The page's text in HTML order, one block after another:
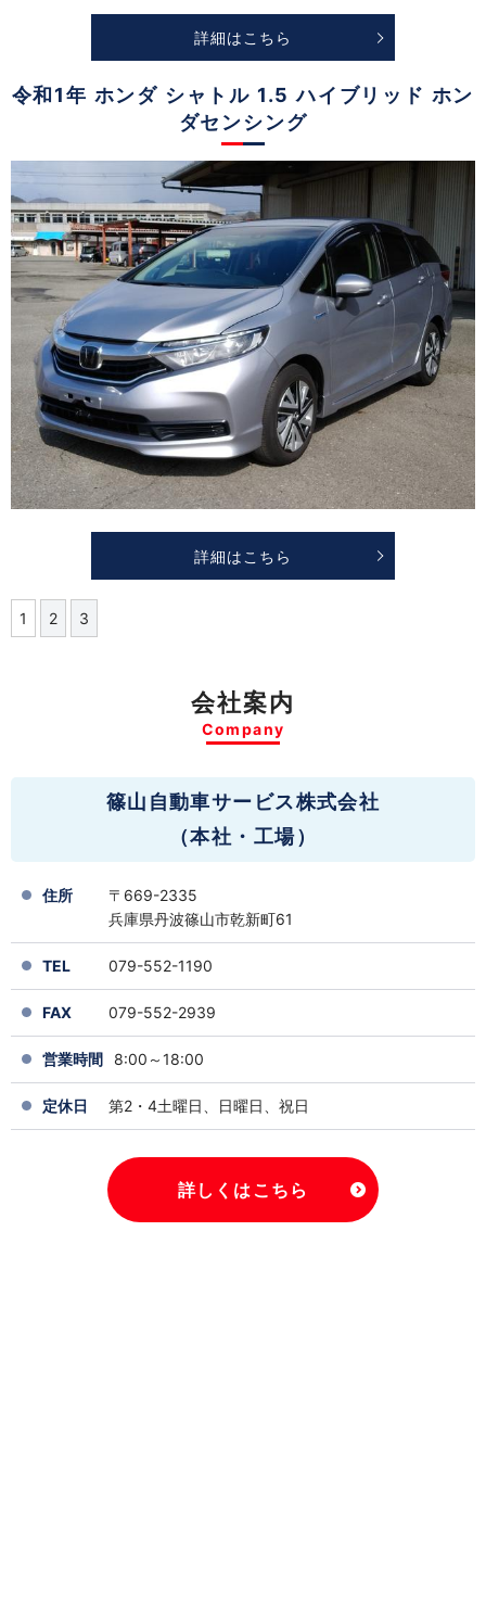
詳細はこちら
令和1年 ホンダ シャトル 1.5 ハイブリッド ホン
ダセンシング
詳細はこちら
1 2 3
会社案内
Company
篠山自動車サービス株式会社
（本社・工場）
住所
〒669-2335
兵庫県丹波篠山市乾新町61
TEL 079-552-1190
FAX 079-552-2939
営業時間 8:00～18:00
定休日 第2・4土曜日、日曜日、祝日
詳しくはこちら